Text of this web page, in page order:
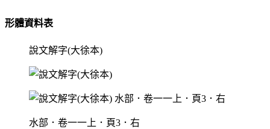
形體資料表
說文解字(大徐本)
水部．卷一一上．頁3．右